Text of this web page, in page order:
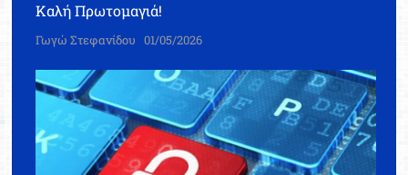
Καλή Πρωτομαγιά!
Γωγώ Στεφανίδου 01/05/2026